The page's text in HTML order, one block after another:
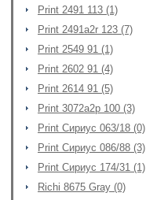
Print 2491 113 (1)
Print 2491a2r 123 (7)
Print 2549 91 (1)
Print 2602 91 (4)
Print 2614 91 (5)
Print 3072a2p 100 (3)
Print Сириус 063/18 (0)
Print Сириус 086/88 (3)
Print Сириус 174/31 (1)
Richi 8675 Gray (0)